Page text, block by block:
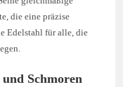
die eine präzise
Edelstahl für alle, die
Schmoren